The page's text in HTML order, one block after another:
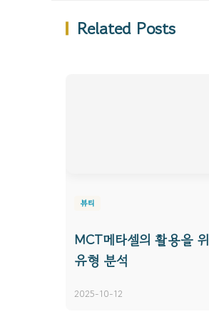
Related Posts
뷰티
MCT메타셀의 활용을
유형 분석
2025-10-12